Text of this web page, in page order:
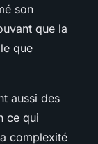
son
que la
que
aussi des
ce qui
complexité